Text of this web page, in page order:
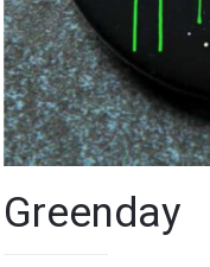
Greenday